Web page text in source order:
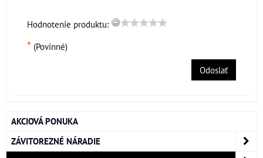
Hodnotenie produktu:
* (Povinné)
Odoslať
AKCIOVÁ PONUKA
ZÁVITOREZNÉ NÁRADIE